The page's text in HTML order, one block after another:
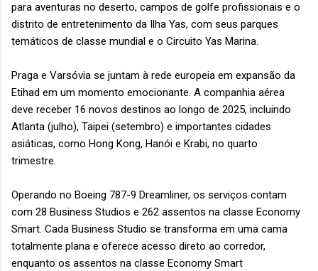
para aventuras no deserto, campos de golfe profissionais e o
distrito de entretenimento da Ilha Yas, com seus parques
temáticos de classe mundial e o Circuito Yas Marina.
Praga e Varsóvia se juntam à rede europeia em expansão da
Etihad em um momento emocionante. A companhia aérea
deve receber 16 novos destinos ao longo de 2025, incluindo
Atlanta (julho), Taipei (setembro) e importantes cidades
asiáticas, como Hong Kong, Hanói e Krabi, no quarto
trimestre.
Operando no Boeing 787-9 Dreamliner, os serviços contam
com 28 Business Studios e 262 assentos na classe Economy
Smart. Cada Business Studio se transforma em uma cama
totalmente plana e oferece acesso direto ao corredor,
enquanto os assentos na classe Economy Smart